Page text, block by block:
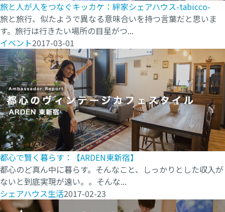
旅と人が人をつなぐキッカケ：絆家シェアハウス-tabicco-
旅と旅行、似たようで異なる意味合いを持つ言葉だと思いま
す。旅行は行きたい場所の目星がつ...
イベント2017-03-01
都心で賢く暮らす：【ARDEN東新宿】
都心のど真ん中に暮らす。そんなこと、しっかりとした収入が
ないと到底実現が遠い。。そんな...
シェアハウス生活2017-02-23